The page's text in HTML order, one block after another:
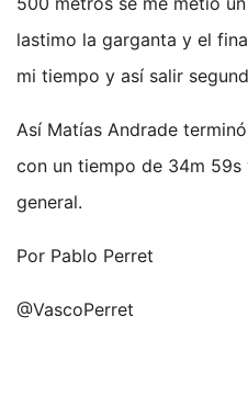
lastimo la garganta y el
mi tiempo y así salir
Así Matías Andrade
con un tiempo de 34m
general.
Por Pablo Perret
@VascoPerret